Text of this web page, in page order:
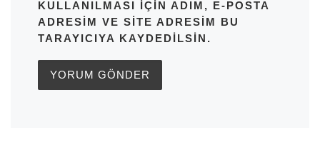
KULLANILMASI IÇIN ADIM, E-POSTA
ADRESIM VE SITE ADRESIM BU
TARAYICIYA KAYDEDILSIN.